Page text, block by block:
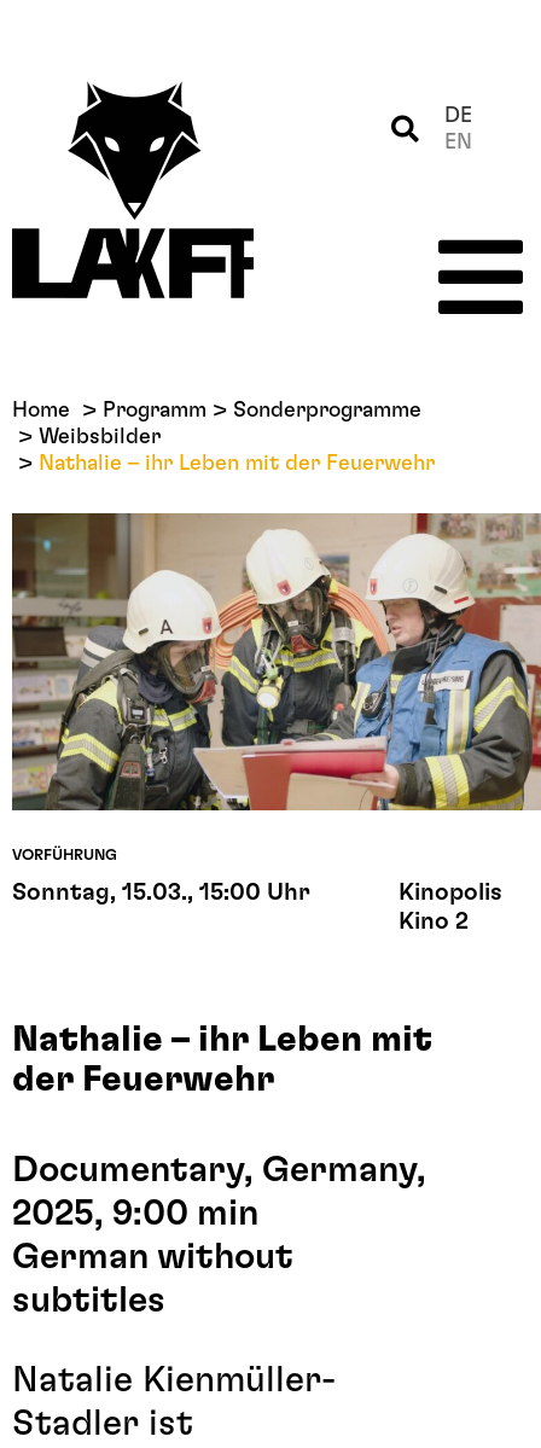
DE
EN
Home Programm
Sonderprogramme
Weibsbilder
Nathalie – ihr Leben mit der Feuerwehr
VORFÜHRUNG
Sonntag, 15.03., 15:00 Uhr
Kinopolis
Kino 2
Nathalie – ihr Leben mit
der Feuerwehr
Documentary, Germany,
2025, 9:00 min
German without
subtitles
Natalie Kienmüller-
Stadler ist